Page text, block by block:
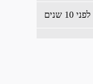
לפני 10 שנים